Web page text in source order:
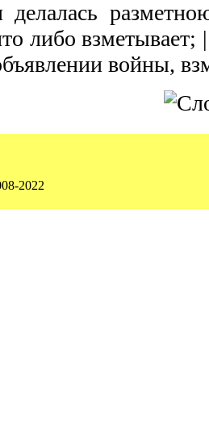
делалась
либо
войны,
2022